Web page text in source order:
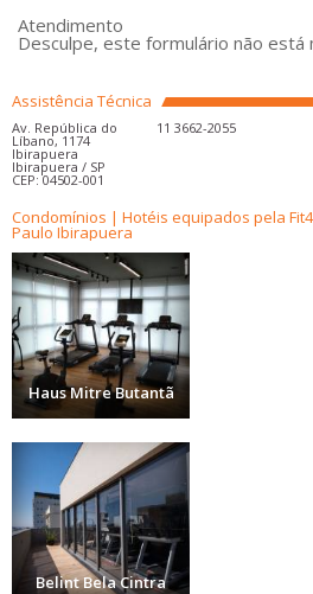
Atendimento
Desculpe, este formulário não está
Assistência Técnica
Av. República do
Líbano, 1174
Ibirapuera
Ibirapuera / SP
CEP: 04502-001
11 3662-2055
Condomínios | Hotéis equipados pela
Paulo Ibirapuera
Haus Mitre Butantã
Belint Bela Cintra